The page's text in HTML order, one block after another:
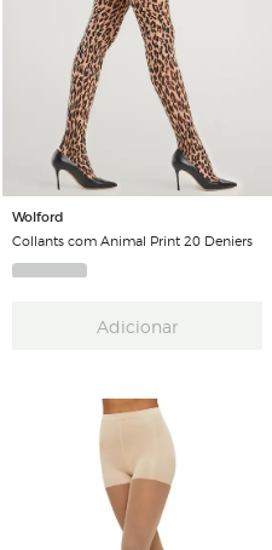
Wolford
Collants com Animal Print 20 Deniers
Adicionar